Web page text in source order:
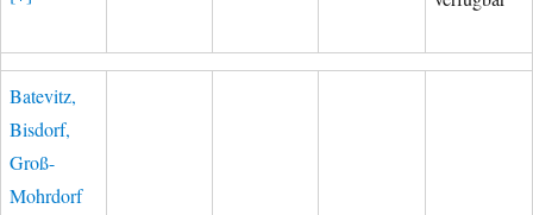
Batevitz,
Bisdorf,
Groß-
Mohrdorf